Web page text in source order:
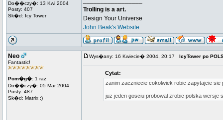
Do��czy�: 13 Kwi 2004
Posty: 407
Sk�d: Icy Tower
Trolling is a art.
Design Your Universe
John Beak's Website
Neo
Fantastic!
Pom�g�: 1 raz
Do��czy�: 05 Mar 2004
Posty: 487
Sk�d: Matrix :)
Wys�any: 16 Kwiecie� 2004, 20:17 IcyTower po
Cytat:
zanim zaczniecie cokolwiek robic zapytajcie sie
juz jeden gosciu probowal zrobic polska wersje